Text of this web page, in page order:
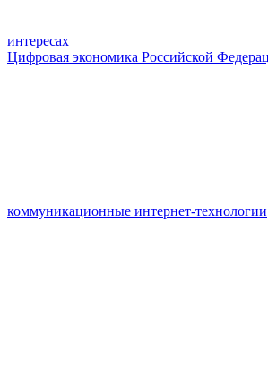
интересах
Цифровая экономика Российской
коммуникационные интернет-технологии